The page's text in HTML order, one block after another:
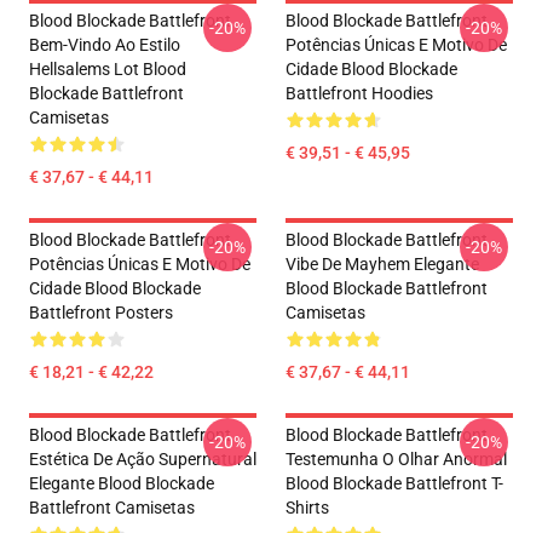
Blood Blockade Battlefront
Bem-Vindo Ao Estilo
Hellsalems Lot Blood
Blockade Battlefront
Camisetas
€ 37,67 - € 44,11
-20%
Blood Blockade Battlefront
Potências Únicas E Motivo De
Cidade Blood Blockade
Battlefront Hoodies
€ 39,51 - € 45,95
-20%
Blood Blockade Battlefront
Potências Únicas E Motivo De
Cidade Blood Blockade
Battlefront Posters
€ 18,21 - € 42,22
-20%
Blood Blockade Battlefront
Vibe De Mayhem Elegante
Blood Blockade Battlefront
Camisetas
€ 37,67 - € 44,11
-20%
Blood Blockade Battlefront
Estética De Ação Supernatural
Elegante Blood Blockade
Battlefront Camisetas
-20%
Blood Blockade Battlefront
Testemunha O Olhar Anormal
Blood Blockade Battlefront T-
Shirts
-20%